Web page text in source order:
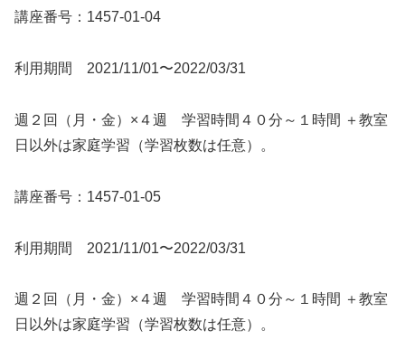
講座番号：1457-01-04
利用期間 2021/11/01〜2022/03/31
週２回（月・金）×４週 学習時間４０分～１時間 ＋教室
日以外は家庭学習（学習枚数は任意）。
講座番号：1457-01-05
利用期間 2021/11/01〜2022/03/31
週２回（月・金）×４週 学習時間４０分～１時間 ＋教室
日以外は家庭学習（学習枚数は任意）。